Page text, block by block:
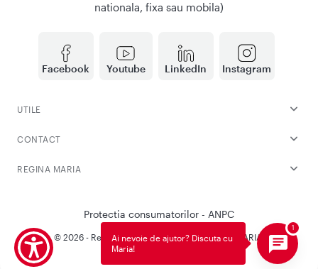
Facebook Youtube LinkedIn Instagram
nationala, fixa sau mobila)
UTILE
CONTACT
REGINA MARIA
Protectia consumatorilor - ANPC
© 2026 - Reteaua Privata de Sanatate REGINA MARIA.
Toate drepturile rezervate.
Ai nevoie de ajutor? Discuta cu
Maria!